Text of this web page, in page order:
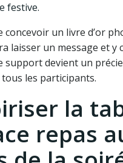
festive.
concevoir un livre d’or
laisser un message et y
support devient un
les participants.
la
repas